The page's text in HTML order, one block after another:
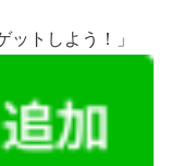
トしよう！」